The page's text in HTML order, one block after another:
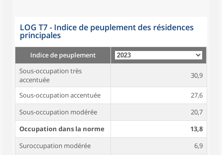
LOG T7 - Indice de peuplement des résidences
principales
Indice de peuplement
Sous-occupation très
accentuée
30,9
Sous-occupation accentuée
27,6
Sous-occupation modérée
20,7
Occupation dans la norme
13,8
Suroccupation modérée
6,9